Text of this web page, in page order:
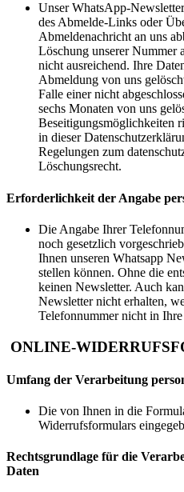
Unser WhatsApp-
des Abmelde-Links oder
Abmeldenachricht an uns
Löschung unserer Nummer
nicht ausreichend. Ihre
Abmeldung von uns
Falle einer nicht
sechs Monaten von uns
Beseitigungsmöglichkeiten
in dieser
Regelungen zum
Löschungsrecht.
Erforderlichkeit der Angabe
Die Angabe Ihrer
noch gesetzlich
Ihnen unseren Whatsapp
stellen können. Ohne die
keinen Newsletter. Auch
Newsletter nicht erhalten,
Telefonnummer nicht in
ONLINE-
Umfang der Verarbeitung
Die von Ihnen in die
Widerrufsformulars
Rechtsgrundlage für die
Daten